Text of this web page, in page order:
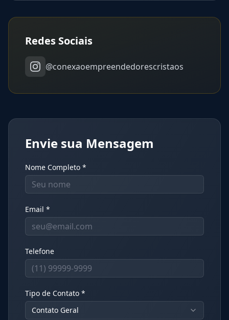
Redes Sociais
@conexaoempreendedorescristaos
Envie sua Mensagem
Nome Completo *
Email *
Telefone
Tipo de Contato *
Contato Geral